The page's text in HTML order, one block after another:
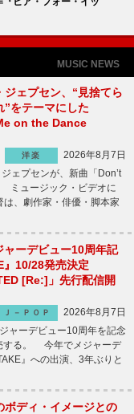
MUSIC NEWS
ジェプセン、“見捨てら
”をテーマにした
on the Dance
洋楽
2026年8月7日
ェプセンが、新曲「Don’t
ミュージック・ビデオに
、劇作家・俳優・脚本家
ーデビュー10周年記
』10/28発売決定
[Re:]」先行配信開
Ｊ－ＰＯＰ
2026年8月7日
ャーデビュー10周年を記念
する。 今年でメジャーデ
』への出演、3年ぶりと
ボディ・イメージとの